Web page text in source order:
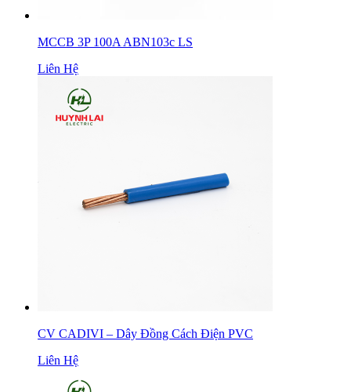
MCCB 3P 100A ABN103c LS
Liên Hệ
CV CADIVI – Dây Đồng Cách Điện PVC
Liên Hệ